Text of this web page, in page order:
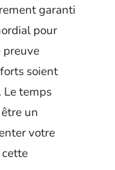
garanti
pour
preuve
soient
Le temps
un
votre